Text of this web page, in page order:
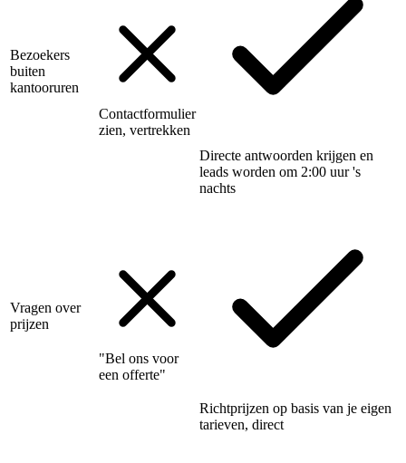
Bezoekers
buiten
kantooruren
Contactformulier
zien, vertrekken
Directe antwoorden krijgen en
leads worden om 2:00 uur 's
nachts
Vragen over
prijzen
"Bel ons voor
een offerte"
Richtprijzen op basis van je eigen
tarieven, direct